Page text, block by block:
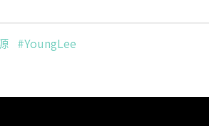
#YoungLee